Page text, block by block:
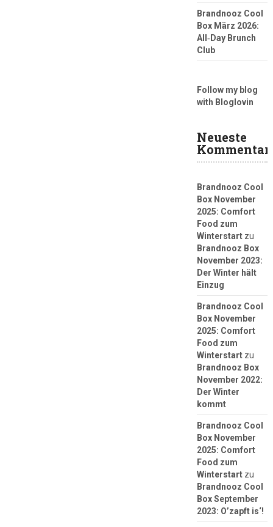
Brandnooz Cool
Box März 2026:
All‑Day Brunch
Club
Follow my blog
with Bloglovin
Neueste
Brandnooz Cool
Box November
2025: Comfort
Food zum
Winterstartzu
Brandnooz Box
November 2023:
Der Winter hält
Einzug
Brandnooz Cool
Box November
2025: Comfort
Food zum
Winterstartzu
Brandnooz Box
November 2022:
Der Winter
kommt
Brandnooz Cool
Box November
2025: Comfort
Food zum
Winterstartzu
Brandnooz Cool
Box September
2023: O’zapft is‘!